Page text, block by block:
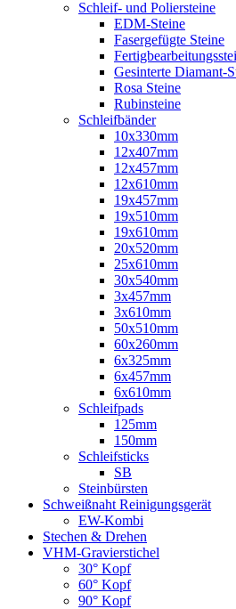
Schleif- und Poliersteine
EDM-Steine
Fasergefügte Steine
Gesinterte Diamant-
Rosa Steine
Rubinsteine
Schleifbänder
10x330mm
12x407mm
12x457mm
12x610mm
19x457mm
19x510mm
19x610mm
20x520mm
25x610mm
30x540mm
3x457mm
3x610mm
50x510mm
60x260mm
6x325mm
6x457mm
6x610mm
Schleifpads
125mm
150mm
Schleifsticks
SB
Steinbürsten
Schweißnaht Reinigungsgerät
EW-Kombi
Stechen & Drehen
VHM-Gravierstichel
30° Kopf
60° Kopf
90° Kopf